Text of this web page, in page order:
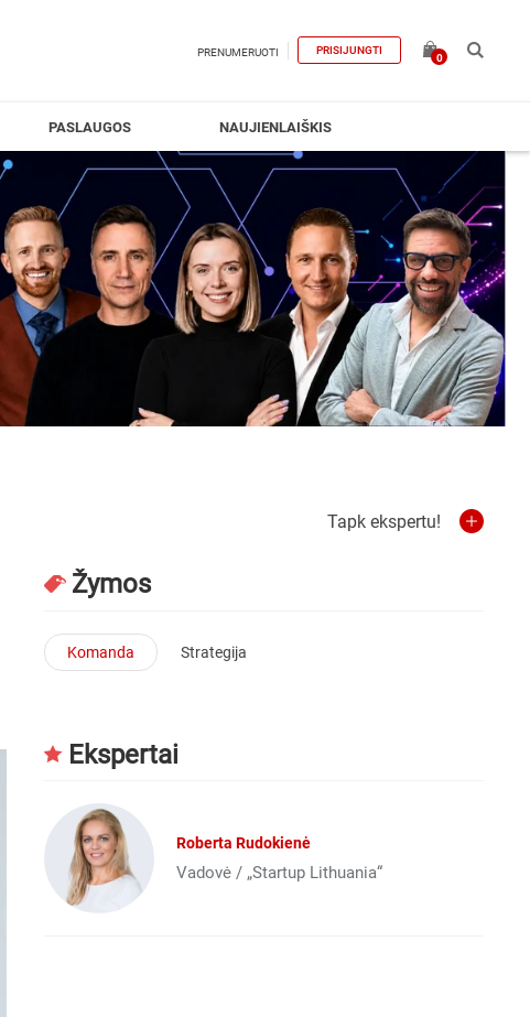
PRENUMERUOTI PRISIJUNGTI
0
PASLAUGOS NAUJIENLAIŠKIS
Tapk ekspertu!
Žymos
Komanda Strategija
Ekspertai
Roberta Rudokienė
Vadovė / „Startup Lithuania“